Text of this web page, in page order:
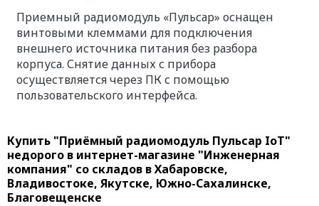
Приемный радиомодуль «Пульсар» оснащен
винтовыми клеммами для подключения
внешнего источника питания без разбора
корпуса. Снятие данных с прибора
осуществляется через ПК с помощью
пользовательского интерфейса.
Купить "Приёмный радиомодуль Пульсар IoT"
недорого в интернет-магазине "Инженерная
компания" со складов в Хабаровске,
Владивостоке, Якутске, Южно-Сахалинске,
Благовещенске